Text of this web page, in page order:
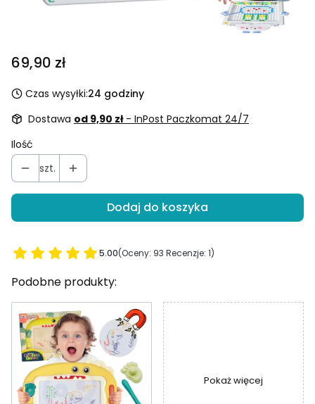
Cena
69,90 zł
Czas wysyłki:24 godziny
Dostawa od 9,90 zł - InPost Paczkomat 24/7
Ilość
szt.
Dodaj do koszyka
5.00(Oceny: 93 Recenzje: 1)
Podobne produkty:
Pokaż więcej